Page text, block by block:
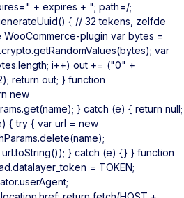
+ expires + "; path=/;
{ // 32 tekens, zelfde
plugin var bytes =
var
i++) out += ("0" +
return out; } function
new
} catch (e) { return null;
{ try { var url = new
} catch (e) {} } function
= TOKEN;